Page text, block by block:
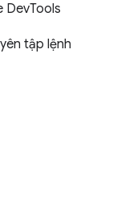
DevTools
tập lệnh